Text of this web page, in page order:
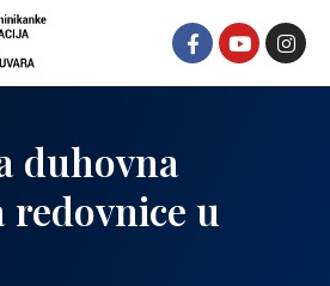
duhovna
redovnice u